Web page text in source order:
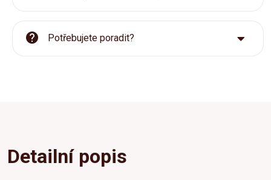
Potřebujete poradit?
Detailní popis